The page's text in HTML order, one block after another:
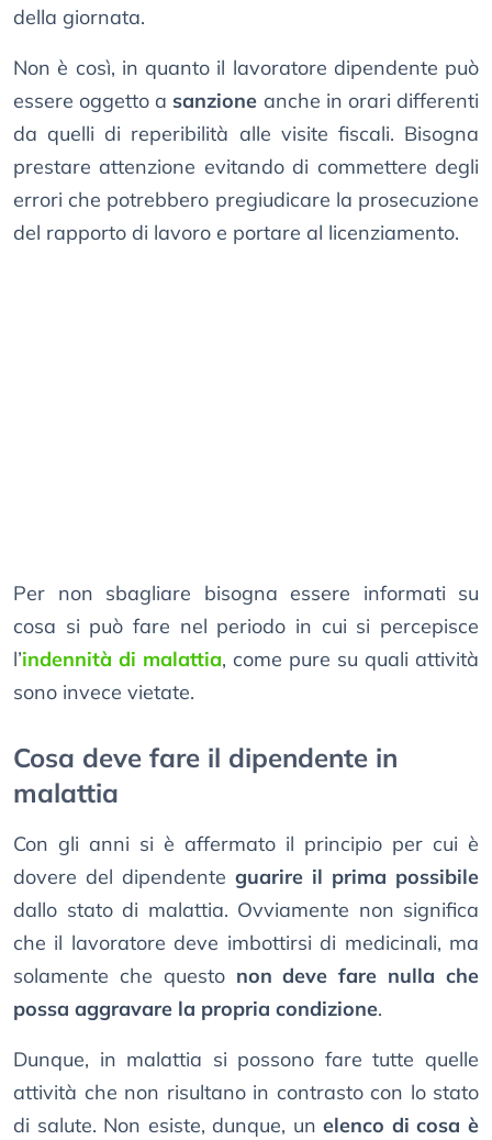
della giornata.
Non è così, in quanto il lavoratore dipendente può
essere oggetto a sanzione anche in orari differenti
da quelli di reperibilità alle visite fiscali. Bisogna
prestare attenzione evitando di commettere degli
errori che potrebbero pregiudicare la prosecuzione
del rapporto di lavoro e portare al licenziamento.
Per non sbagliare bisogna essere informati su
cosa si può fare nel periodo in cui si percepisce
l’indennità di malattia, come pure su quali attività
sono invece vietate.
Cosa deve fare il dipendente in
malattia
Con gli anni si è affermato il principio per cui è
dovere del dipendente guarire il prima possibile
dallo stato di malattia. Ovviamente non significa
che il lavoratore deve imbottirsi di medicinali, ma
solamente che questo non deve fare nulla che
possa aggravare la propria condizione.
Dunque, in malattia si possono fare tutte quelle
attività che non risultano in contrasto con lo stato
di salute. Non esiste, dunque, unelenco di cosa è